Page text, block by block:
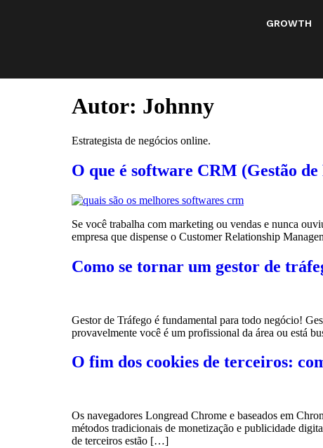
GROWTH
Autor: Johnny
Estrategista de negócios online.
O que é software CRM (Gestão
Se você trabalha com marketing ou vendas e nunca
empresa que dispense o Customer Relationship
Como se tornar um gestor de
Gestor de Tráfego é fundamental para todo negócio!
provavelmente você é um profissional da área ou está
O fim dos cookies de terceiros:
Os navegadores Longread Chrome e baseados em
métodos tradicionais de monetização e publicidade
de terceiros estão […]